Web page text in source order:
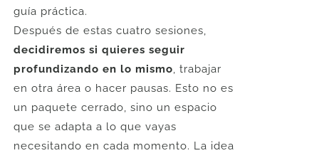
guía práctica.
Después de estas cuatro sesiones,
decidiremos si quieres seguir
profundizando en lo mismo, trabajar
en otra área o hacer pausas. Esto no es
un paquete cerrado, sino un espacio
que se adapta a lo que vayas
necesitando en cada momento. La idea